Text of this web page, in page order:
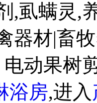
,虱螨灵,
器材|畜
电动果树
浴房,进入